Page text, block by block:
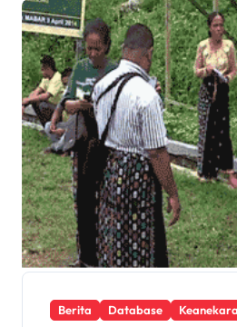
Berita Database